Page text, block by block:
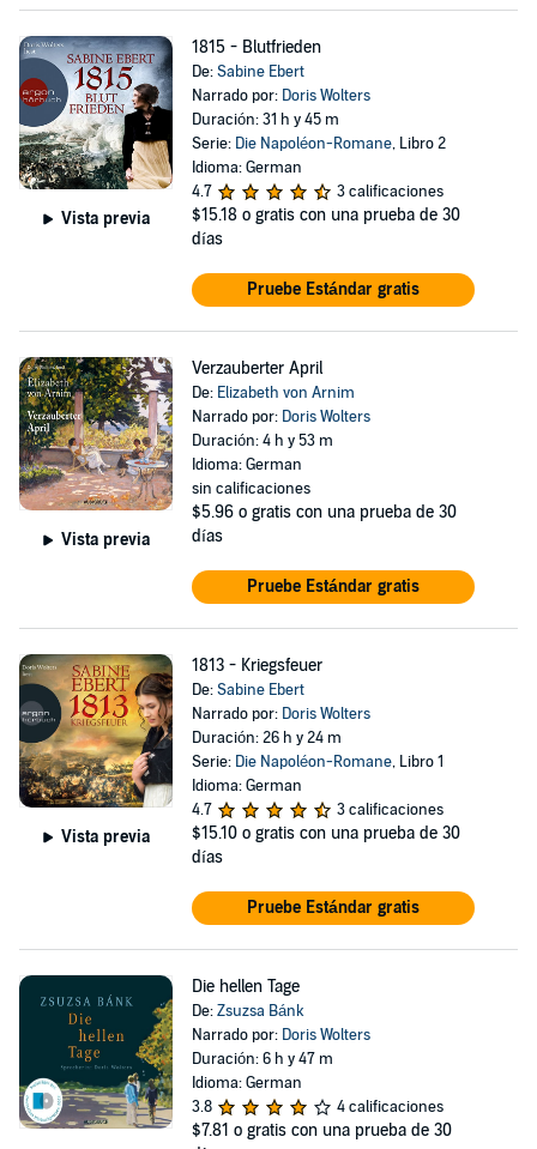
Vista previa
1815 - Blutfrieden
De:Sabine Ebert
Narrado por: Doris Wolters
Duración: 31 h y 45 m
Serie: Die Napoléon-Romane, Libro 2
Idioma: German
4.7
3 calificaciones
$15.18 o gratis con una prueba de 30
días
Pruebe Estándar gratis
Vista previa
Verzauberter April
De: Elizabeth von Arnim
Narrado por: Doris Wolters
Duración: 4 h y 53 m
Idioma: German
sin calificaciones
$5.96 o gratis con una prueba de 30
días
Pruebe Estándar gratis
Vista previa
1813 - Kriegsfeuer
De:Sabine Ebert
Narrado por: Doris Wolters
Duración: 26 h y 24 m
Serie: Die Napoléon-Romane, Libro 1
Idioma: German
4.7
3 calificaciones
$15.10 o gratis con una prueba de 30
días
Pruebe Estándar gratis
Die hellen Tage
De:Zsuzsa Bánk
Narrado por: Doris Wolters
Duración: 6 h y 47 m
Idioma: German
3.8
4 calificaciones
$7.81 o gratis con una prueba de 30